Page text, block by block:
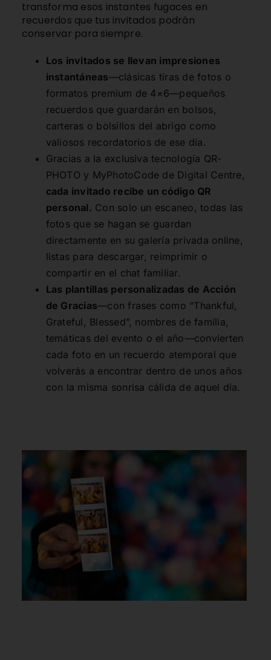
transforma esos instantes fugaces en
recuerdos que tus invitados podrán
conservar para siempre.
Los invitados se llevan impresiones
instantáneas—clásicas tiras de fotos o
formatos premium de 4×6—pequeños
recuerdos que guardarán en bolsos,
carteras o bolsillos del abrigo como
valiosos recordatorios de ese día.
Gracias a la exclusiva tecnología QR-
PHOTO y MyPhotoCode de Digital Centre,
cada invitado recibe un código QR
personal. Con solo un escaneo, todas las
fotos que se hagan se guardan
directamente en su galería privada online,
listas para descargar, reimprimir o
compartir en el chat familiar.
Las plantillas personalizadas de Acción
de Gracias—con frases como “Thankful,
Grateful, Blessed”, nombres de familia,
temáticas del evento o el año—convierten
cada foto en un recuerdo atemporal que
volverás a encontrar dentro de unos años
con la misma sonrisa cálida de aquel día.